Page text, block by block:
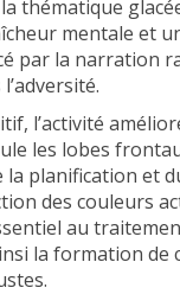
thématique
mentale et
par la narration
l’activité
les lobes
la planification et
des couleurs
au
la formation de